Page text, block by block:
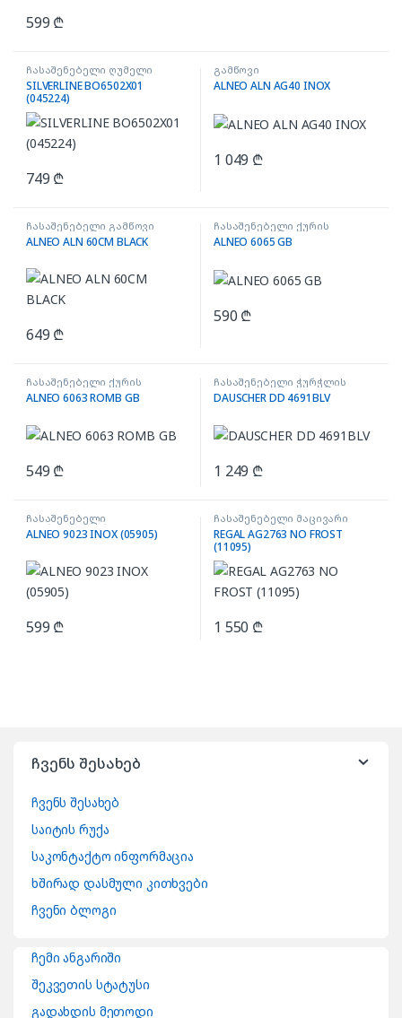
599 ₾
ჩასაშენებელი ღუმელი
SILVERLINE BO6502X01
(045224)
749 ₾
გამწოვი
ALNEO ALN AG40 INOX
1 049 ₾
ჩასაშენებელი გამწოვი
ALNEO ALN 60CM BLACK
649 ₾
ჩასაშენებელი ქურის
ზედაპირი
ALNEO 6065 GB
590 ₾
ჩასაშენებელი ქურის
ზედაპირი
ALNEO 6063 ROMB GB
549 ₾
ჩასაშენებელი ჭურჭლის
სარეცხი მანქანა
DAUSCHER DD 4691BLV
1 249 ₾
ჩასაშენებელი
მიკროტალღური ღუმელი
ALNEO 9023 INOX (05905)
599 ₾
ჩასაშენებელი მაცივარი
REGAL AG2763 NO FROST
(11095)
1 550 ₾
ჩვენს შესახებ
ჩვენს შესახებ
საიტის რუქა
საკონტაქტო ინფორმაცია
ხშირად დასმული კითხვები
ჩვენი ბლოგი
ჩემი ანგარიში
შეკვეთის სტატუსი
გადახდის მეთოდი